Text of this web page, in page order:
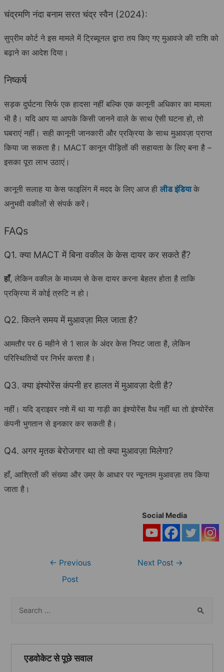
चंद्रमणि नंदा बनाम सरत चंद्र स्वैन (2024):
सुप्रीम कोर्ट ने इस मामले में ट्रिब्यूनल द्वारा तय किए गए मुआवजे की राशि को
बढ़ाने का आदेश दिया।
निष्कर्ष
सड़क दुर्घटना सिर्फ एक हादसा नहीं बल्कि एक कानूनी अधिकार का मामला
भी है। यदि आप या आपके किसी जानने वाले के साथ ऐसी घटना हो, तो
घबराएं नहीं। सही कानूनी जानकारी और प्रक्रिया के साथ मुआवज़ा प्राप्त
किया जा सकता है। MACT कानून पीड़ितों की सहायता के लिए बना है –
इसका पूरा लाभ उठाएं।
कानूनी सलाह या केस फाइलिंग में मदद के लिए आज हीलीड इंडिया के
अनुभवी वकीलों से संपर्क करें।
FAQs
Q1. क्या MACT में बिना वकील के केस दायर कर सकते हैं?
हाँ, लेकिन वकील के माध्यम से केस दायर करना बेहतर होता है ताकि
प्रक्रिया में कोई त्रुटि न हो।
Q2. कितने समय में मुआवज़ा मिल जाता है?
आमतौर पर 6 महीने से 1 साल के अंदर केस निपट जाता है, लेकिन
परिस्थितियों पर निर्भर करता है।
Q3. क्या इंश्योरेंस कंपनी हर हालत में मुआवज़ा देती है?
नहीं। यदि ड्राइवर नशे में था या गाड़ी का इंश्योरेंस वैध नहीं था तो इंश्योरेंस
कंपनी भुगतान से इनकार कर सकती है।
Q4. अगर मृतक बेरोजगार था तो क्या मुआवज़ा मिलेगा?
हाँ, आश्रितों की संख्या और उम्र के आधार पर न्यूनतम मुआवज़ा तय किया
जाता है।
Social Media
Post
navigation
← Previous
Post
Next Post →
r
एडवोकेट से पूछे सवाल